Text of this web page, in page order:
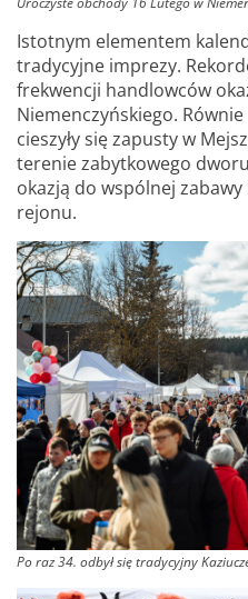
Istotnym elementem
tradycyjne imprezy.
frekwencji handlowców
Niemenczyńskiego.
cieszyły się zapusty w
terenie zabytkowego
okazją do wspólnej zabawy
rejonu.
Po raz 34. odbył się tradycyjny